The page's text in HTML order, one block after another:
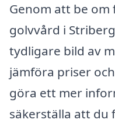
Genom att be
golvvård i
tydligare bild av
jämföra priser
göra ett mer
säkerställa att du